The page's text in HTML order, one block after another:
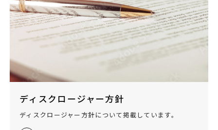
ディスクロージャー方針
ディスクロージャー方針について掲載しています。